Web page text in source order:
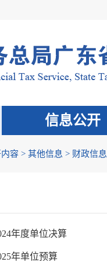
信息公开
容 > 其他信息 > 财政信息
年度单位决算
年单位预算